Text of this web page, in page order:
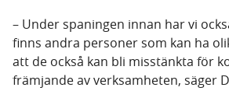
– Under spaningen innan har vi
finns andra personer som kan ha
att de också kan bli misstänkta för
främjande av verksamheten, säger